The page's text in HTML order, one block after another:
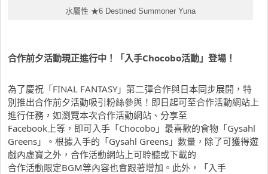
水屬性 ★6 Destined Summoner Yuna
合作前夕活動現正進行中！「入手Chocobo活動」登場！
為了慶祝「FINAL FANTASY」第二彈合作與日本同步展開，特
別推出合作前夕活動吸引粉絲參與！即日起可至合作活動網站上
進行任務，如瀏覽本次合作活動網站、分享至
Facebook上等，即可入手「Chocobo」最喜歡的食物「Gysahl
Greens」。根據入手的「Gysahl Greens」數量，除了可獲得遊
戲內虛寶之外，合作活動網站上可聆聽或下載的
合作活動限定BGM等內容也會跟著增加。此外，「入手